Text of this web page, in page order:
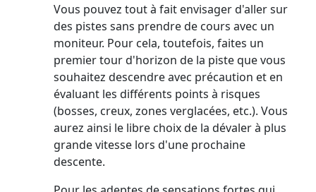
Vous pouvez tout à fait envisager d'aller sur
des pistes sans prendre de cours avec un
moniteur. Pour cela, toutefois, faites un
premier tour d'horizon de la piste que vous
souhaitez descendre avec précaution et en
évaluant les différents points à risques
(bosses, creux, zones verglacées, etc.). Vous
aurez ainsi le libre choix de la dévaler à plus
grande vitesse lors d'une prochaine
descente.